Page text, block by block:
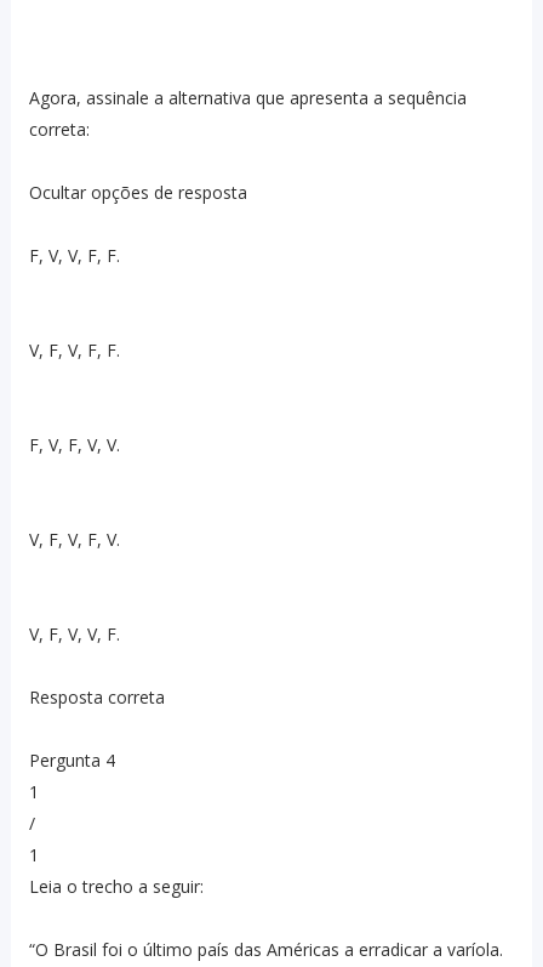
Agora, assinale a alternativa que apresenta a sequência
correta:
Ocultar opções de resposta
F, V, V, F, F.
V, F, V, F, F.
F, V, F, V, V.
V, F, V, F, V.
V, F, V, V, F.
Resposta correta
Pergunta 4
1
/
1
Leia o trecho a seguir:
“O Brasil foi o último país das Américas a erradicar a varíola.